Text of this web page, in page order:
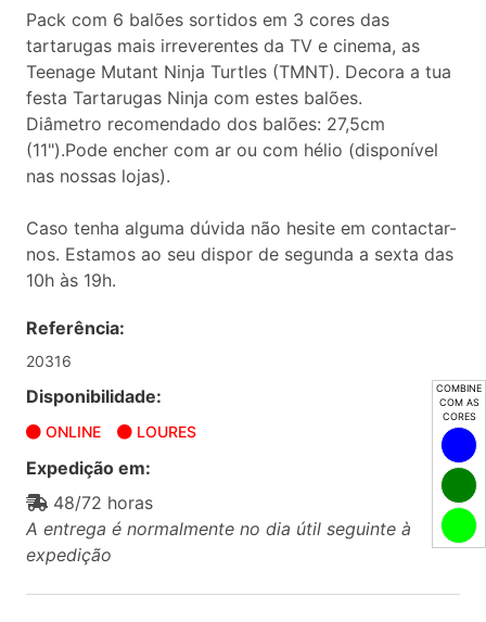
COMBINE
COM AS
CORES
Pack com 6 balões sortidos em 3 cores das
tartarugas mais irreverentes da TV e cinema, as
Teenage Mutant Ninja Turtles (TMNT). Decora a tua
festa Tartarugas Ninja com estes balões.
Diâmetro recomendado dos balões: 27,5cm
(11").Pode encher com ar ou com hélio (disponível
nas nossas lojas).
Caso tenha alguma dúvida não hesite em contactar-
nos. Estamos ao seu dispor de segunda a sexta das
10h às 19h.
Referência:
20316
Disponibilidade:
ONLINE LOURES
Expedição em:
48/72 horas
A entrega é normalmente no dia útil seguinte à
expedição